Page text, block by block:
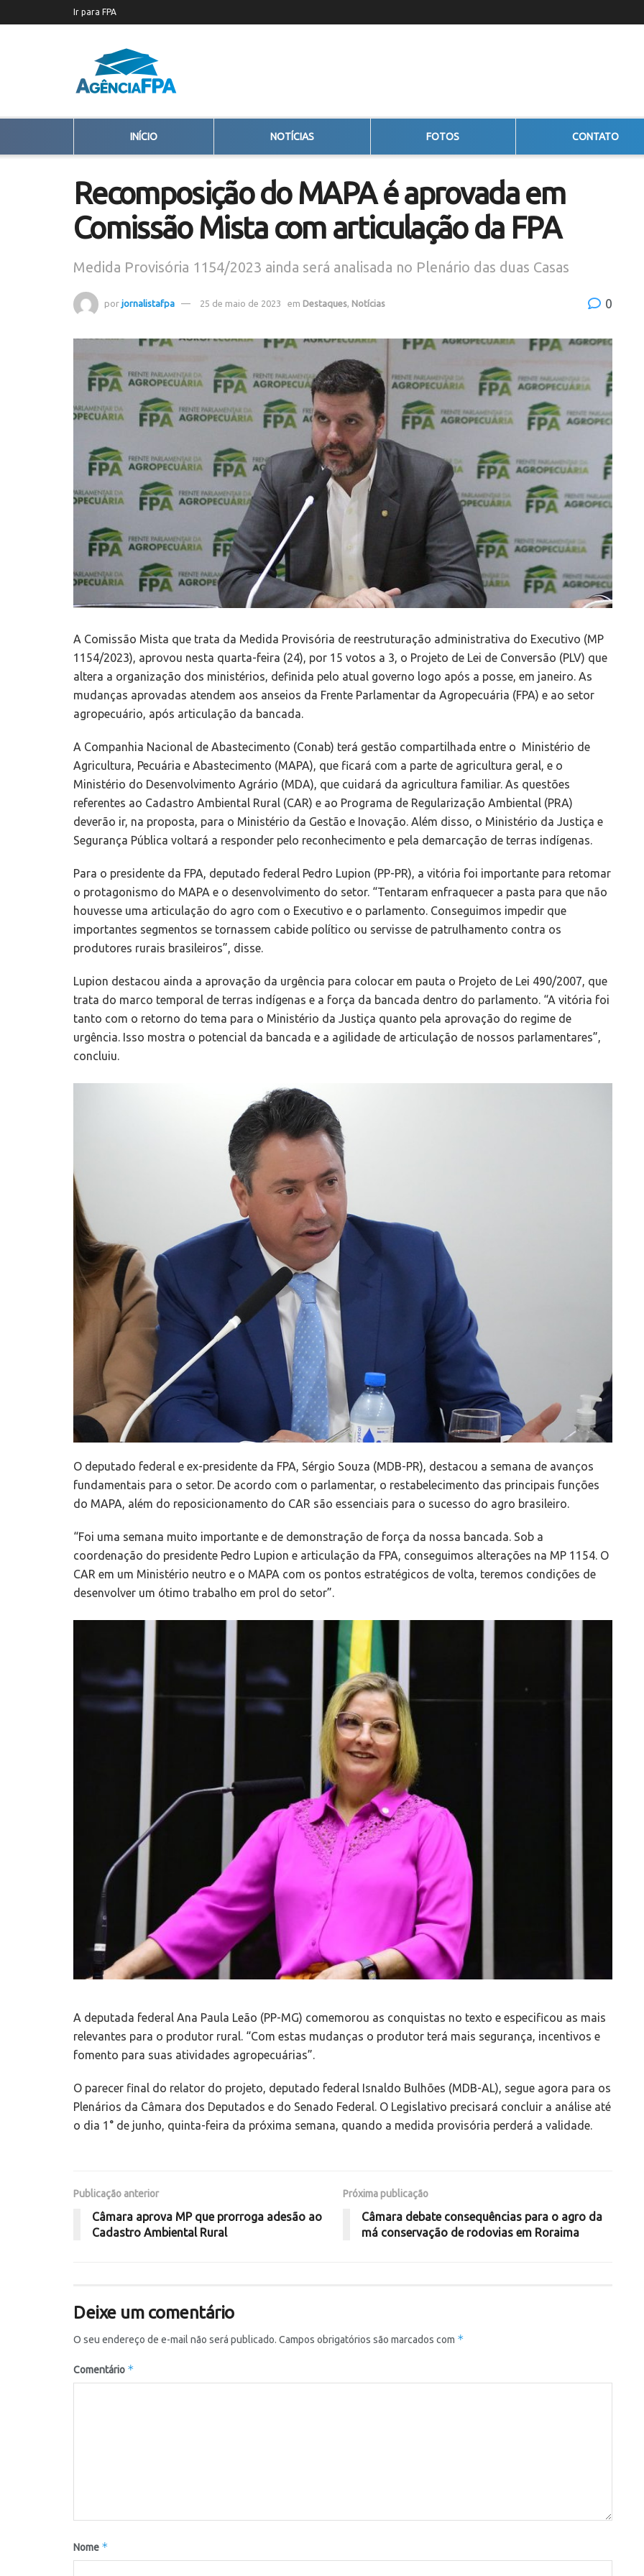
Ir para FPA
INÍCIO NOTÍCIAS FOTOS CONTATO
Recomposição do MAPA é aprovada em
Comissão Mista com articulação da FPA
Medida Provisória 1154/2023 ainda será analisada no Plenário das duas Casas
por jornalistafpa 25 de maio de 2023 em Destaques Notícias 0
A Comissão Mista que trata da Medida Provisória de reestruturação administrativa do Executivo (MP
1154/2023), aprovou nesta quarta-feira (24), por 15 votos a 3, o Projeto de Lei de Conversão (PLV) que
altera a organização dos ministérios, definida pelo atual governo logo após a posse, em janeiro. As
mudanças aprovadas atendem aos anseios da Frente Parlamentar da Agropecuária (FPA) e ao setor
agropecuário, após articulação da bancada.
A Companhia Nacional de Abastecimento (Conab) terá gestão compartilhada entre o Ministério de
Agricultura, Pecuária e Abastecimento (MAPA), que ficará com a parte de agricultura geral, e o
Ministério do Desenvolvimento Agrário (MDA), que cuidará da agricultura familiar. As questões
referentes ao Cadastro Ambiental Rural (CAR) e ao Programa de Regularização Ambiental (PRA)
deverão ir, na proposta, para o Ministério da Gestão e Inovação. Além disso, o Ministério da Justiça e
Segurança Pública voltará a responder pelo reconhecimento e pela demarcação de terras indígenas.
Para o presidente da FPA, deputado federal Pedro Lupion (PP-PR), a vitória foi importante para retomar
o protagonismo do MAPA e o desenvolvimento do setor. “Tentaram enfraquecer a pasta para que não
houvesse uma articulação do agro com o Executivo e o parlamento. Conseguimos impedir que
importantes segmentos se tornassem cabide político ou servisse de patrulhamento contra os
produtores rurais brasileiros”, disse.
Lupion destacou ainda a aprovação da urgência para colocar em pauta o Projeto de Lei 490/2007, que
trata do marco temporal de terras indígenas e a força da bancada dentro do parlamento. “A vitória foi
tanto com o retorno do tema para o Ministério da Justiça quanto pela aprovação do regime de
urgência. Isso mostra o potencial da bancada e a agilidade de articulação de nossos parlamentares”,
concluiu.
O deputado federal e ex-presidente da FPA, Sérgio Souza (MDB-PR), destacou a semana de avanços
fundamentais para o setor. De acordo com o parlamentar, o restabelecimento das principais funções
do MAPA, além do reposicionamento do CAR são essenciais para o sucesso do agro brasileiro.
“Foi uma semana muito importante e de demonstração de força da nossa bancada. Sob a
coordenação do presidente Pedro Lupion e articulação da FPA, conseguimos alterações na MP 1154. O
CAR em um Ministério neutro e o MAPA com os pontos estratégicos de volta, teremos condições de
desenvolver um ótimo trabalho em prol do setor”.
A deputada federal Ana Paula Leão (PP-MG) comemorou as conquistas no texto e especificou as mais
relevantes para o produtor rural. “Com estas mudanças o produtor terá mais segurança, incentivos e
fomento para suas atividades agropecuárias”.
O parecer final do relator do projeto, deputado federal Isnaldo Bulhões (MDB-AL), segue agora para os
Plenários da Câmara dos Deputados e do Senado Federal. O Legislativo precisará concluir a análise até
o dia 1° de junho, quinta-feira da próxima semana, quando a medida provisória perderá a validade.
Publicação anterior
Câmara aprova MP que prorroga adesão ao
Cadastro Ambiental Rural
Próxima publicação
Câmara debate consequências para o agro da
má conservação de rodovias em Roraima
Deixe um comentário
O seu endereço de e-mail não será publicado. Campos obrigatórios são marcados com *
Comentário *
Nome *